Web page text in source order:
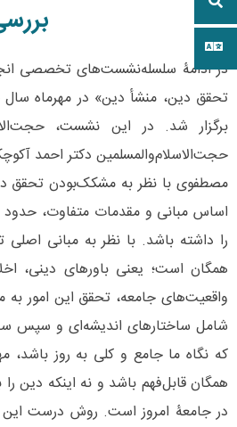
در ادامۀ سلسله‌نشست‌های تخصصی
تحقق دین، منشأ دین» در مهرماه
برگزار شد. در این نشست،
حجت‌الاسلام‌والمسلمین دکتر احمد
مصطفوی با نظر به مشکک‌بودن تحقق
اساس مبانی و مقدمات متفاوت،
را داشته باشد. با نظر به مبانی
همگان است؛ یعنی باورهای دینی،
واقعیت‌های جامعه، تحقق این امور به
شامل ساختارهای اندیشه‌ای و سپس
که نگاه ما جامع و کلی به روز باشد،
همگان قابل‌فهم باشد و نه اینکه دین
در جامعۀ امروز است. روش درست این